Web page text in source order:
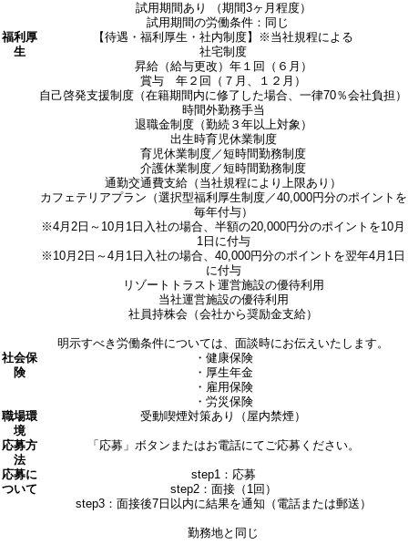
試用期間あり （期間3ヶ月程度）
試用期間の労働条件：同じ
福利厚
生
【待遇・福利厚生・社内制度】※当社規程による
社宅制度
昇給（給与更改）年１回（６月）
賞与 年２回（７月、１２月）
自己啓発支援制度（在籍期間内に修了した場合、一律70％会社負担）
時間外勤務手当
退職金制度（勤続３年以上対象）
出生時育児休業制度
育児休業制度／短時間勤務制度
介護休業制度／短時間勤務制度
通勤交通費支給（当社規程により上限あり）
カフェテリアプラン（選択型福利厚生制度／40,000円分のポイントを
毎年付与）
※4月2日～10月1日入社の場合、半額の20,000円分のポイントを10月
1日に付与
※10月2日～4月1日入社の場合、40,000円分のポイントを翌年4月1日
に付与
リゾートトラスト運営施設の優待利用
当社運営施設の優待利用
社員持株会（会社から奨励金支給）
明示すべき労働条件については、面談時にお伝えいたします。
社会保
険
・健康保険
・厚生年金
・雇用保険
・労災保険
職場環
境
受動喫煙対策あり（屋内禁煙）
応募方
法
「応募」ボタンまたはお電話にてご応募ください。
応募に
ついて
step1：応募
step2：面接（1回）
step3：面接後7日以内に結果を通知（電話または郵送）
勤務地と同じ